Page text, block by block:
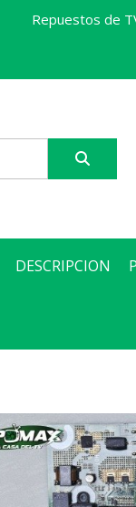
Repuestos de
DESCRIPCION